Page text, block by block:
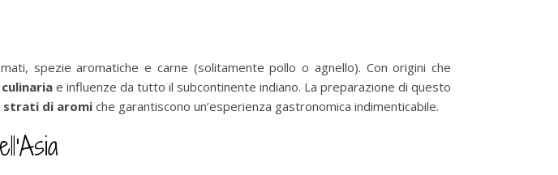
spezie aromatiche e carne (solitamente pollo o agnello). Con origini che
e influenze da tutto il subcontinente indiano. La preparazione di questo
strati di aromiche garantiscono un’esperienza gastronomica indimenticabile.